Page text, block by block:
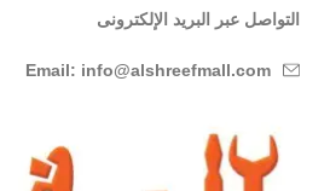
التواصل عبر البريد الإلكترونى
Email: info@alshreefmall.com